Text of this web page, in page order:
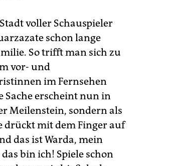
voller Schauspieler
schon lange
So trifft man sich zu
vor- und
im Fernsehen
Sache erscheint nun in
Meilenstein, sondern als
drückt mit dem Finger auf
das ist Warda, mein
bin ich! Spiele schon